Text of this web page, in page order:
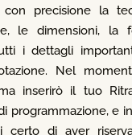
con precisione la
le dimensioni, la
i dettagli
Nel
inserirò il tuo
programmazione, e
certo di aver